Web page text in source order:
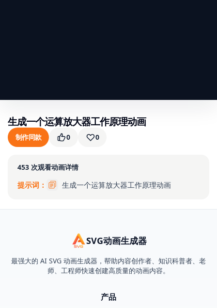
生成一个运算放大器工作原理动画
制作同款 0 0
453 次观看动画详情
提示词： 生成一个运算放大器工作原理动画
SVG动画生成器
最强大的 AI SVG 动画生成器，帮助内容创作者、知识科普者、老
师、工程师快速创建高质量的动画内容。
产品